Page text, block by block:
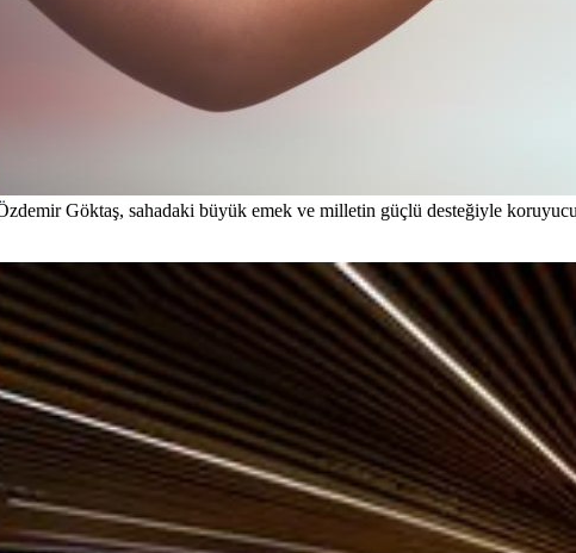
Göktaş, sahadaki büyük emek ve milletin güçlü desteğiyle